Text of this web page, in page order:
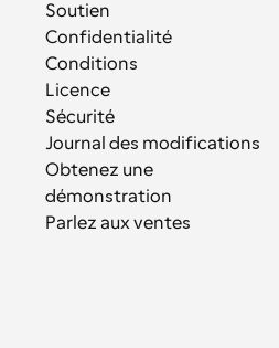
Soutien
Confidentialité
Conditions
Licence
Sécurité
Journal des modifications
Obtenez une
démonstration
Parlez aux ventes